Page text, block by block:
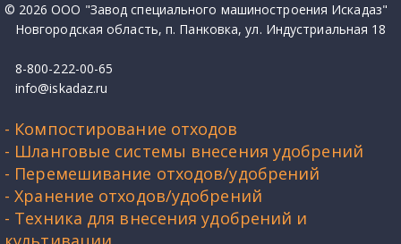
© 2026 ООО "Завод специального машиностроения Искадаз"
   Новгородская область, п. Панковка, ул. Индустриальная 18
   8-800-222-00-65
   info@iskadaz.ru
- Компостирование отходов
- Шланговые системы внесения удобрений
- Перемешивание отходов/удобрений
- Хранение отходов/удобрений
- Техника для внесения удобрений и